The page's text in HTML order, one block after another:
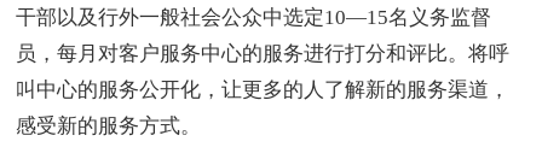
干部以及行外一般社会公众中选定10—15名义务监督
员，每月对客户服务中心的服务进行打分和评比。将呼
叫中心的服务公开化，让更多的人了解新的服务渠道，
感受新的服务方式。